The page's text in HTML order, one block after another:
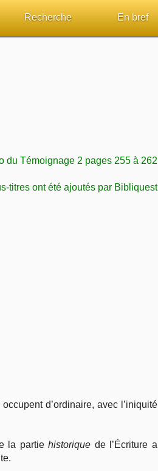
Recherche En bref
du Témoignage 2 pages 255 à 262
titres ont été ajoutés par Bibliquest
d’ordinaire, avec l’iniquité
la partiehistorique de l’Écriture a